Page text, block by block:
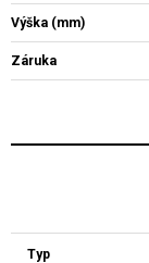
Výška (mm)
Záruka
Typ